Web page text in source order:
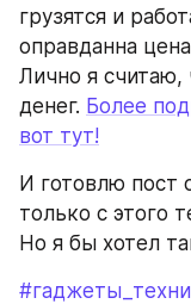
грузятся и
оправданна
Лично я считаю,
денег. Более
вот тут!
И готовлю пост
только с этого
Но я бы хотел